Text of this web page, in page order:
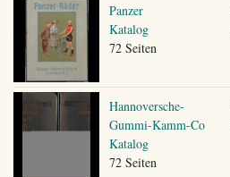
Panzer
Katalog
72 Seiten
Hannoversche-
Gummi-Kamm-Co
Katalog
72 Seiten